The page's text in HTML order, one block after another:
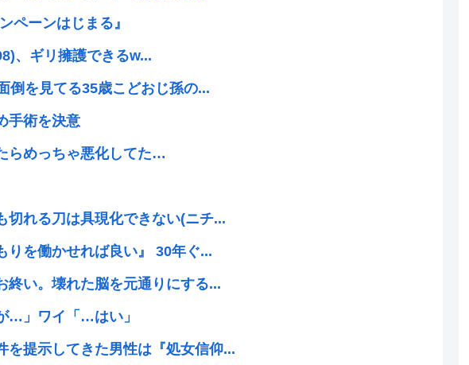
ーンはじまる』
、ギリ擁護できるw...
倒を見てる35歳こどおじ孫の...
手術を決意
らめっちゃ悪化してた…
切れる刀は具現化できない(ニチ...
りを働かせれば良い』 30年ぐ...
い。壊れた脳を元通りにする...
…」ワイ「…はい」
を提示してきた男性は『処女信仰...